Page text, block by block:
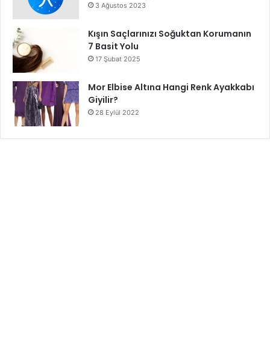
3 Ağustos 2023
Kışın Saçlarınızı Soğuktan Korumanın
7 Basit Yolu
17 Şubat 2025
Mor Elbise Altına Hangi Renk Ayakkabı
Giyilir?
28 Eylül 2022